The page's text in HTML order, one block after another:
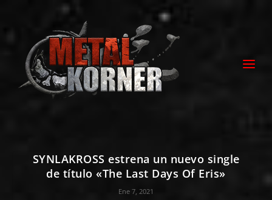
SYNLAKROSS estrena un nuevo single
de título «The Last Days Of Eris»
Ene 7, 2021